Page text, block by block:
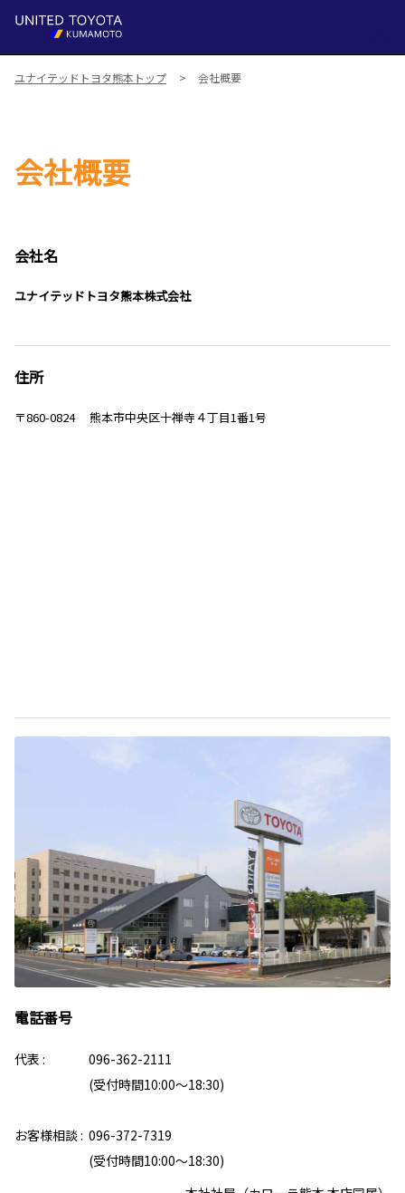
ユナイテッドトヨタ熊本トップ 会社概要
会社概要
会社名
ユナイテッドトヨタ熊本株式会社
住所
〒860-0824 熊本市中央区十禅寺４丁目1番1号
電話番号
代表 : 096-362-2111
(受付時間10:00～18:30)
お客様相談 : 096-372-7319
(受付時間10:00～18:30)